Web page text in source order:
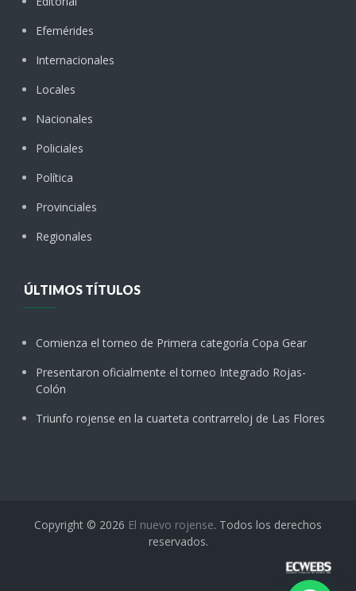
Efemérides
Internacionales
Locales
Nacionales
Policiales
Política
Provinciales
Regionales
ÚLTIMOS TÍTULOS
Comienza el torneo de Primera categoría Copa Gear
Presentaron oficialmente el torneo Integrado Rojas-
Colón
Triunfo rojense en la cuarteta contrarreloj de Las Flores
Copyright © 2026 El nuevo rojense. Todos los derechos
reservados.